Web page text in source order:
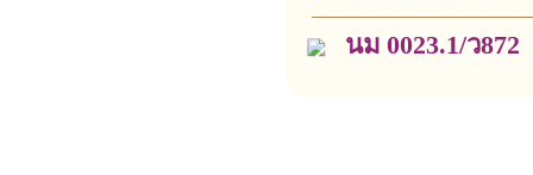
นม 0023.1/ว872